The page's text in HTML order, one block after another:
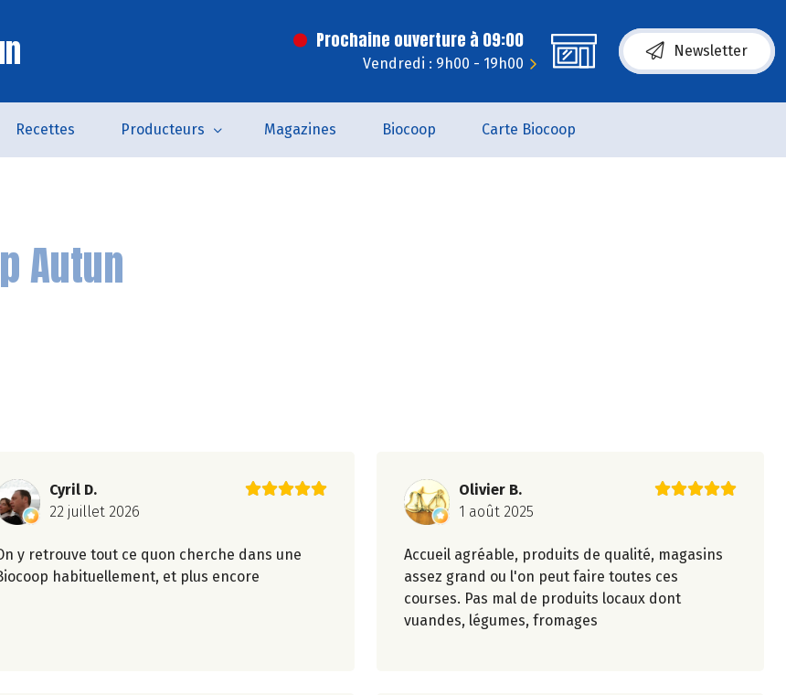
Prochaine ouverture à 09:00
Vendredi : 9h00 - 19h00
Newsletter
Recettes Producteurs Magazines Biocoop Carte Biocoop
Autun
Cyril D.
22 juillet 2026
y retrouve tout ce quon cherche dans une
habituellement, et plus encore
Olivier B.
1 août 2025
Accueil agréable, produits de qualité, magasins
assez grand ou l'on peut faire toutes ces
courses. Pas mal de produits locaux dont
vuandes, légumes, fromages